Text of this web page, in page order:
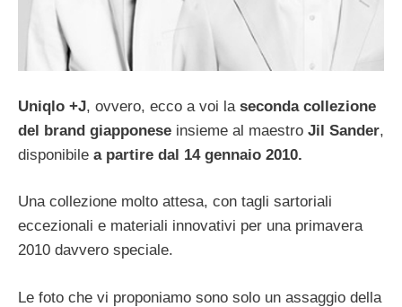
Uniqlo +J, ovvero, ecco a voi la seconda collezione
del brand giapponese insieme al maestro Jil Sander,
disponibile a partire dal 14 gennaio 2010.
Una collezione molto attesa, con tagli sartoriali
eccezionali e materiali innovativi per una primavera
2010 davvero speciale.
Le foto che vi proponiamo sono solo un assaggio della